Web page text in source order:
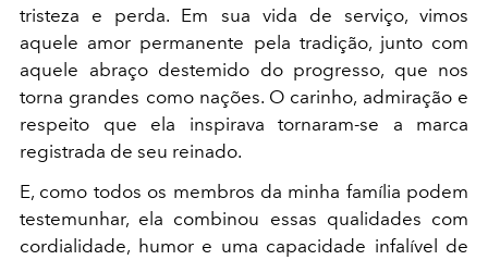
tristeza e perda. Em sua vida de serviço, vimos
aquele amor permanente pela tradição, junto com
aquele abraço destemido do progresso, que nos
torna grandes como nações. O carinho, admiração e
respeito que ela inspirava tornaram-se a marca
registrada de seu reinado.
E, como todos os membros da minha família podem
testemunhar, ela combinou essas qualidades com
cordialidade, humor e uma capacidade infalível de